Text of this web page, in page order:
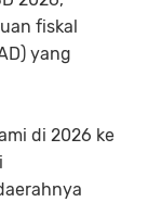
fiskal
yang
di 2026 ke